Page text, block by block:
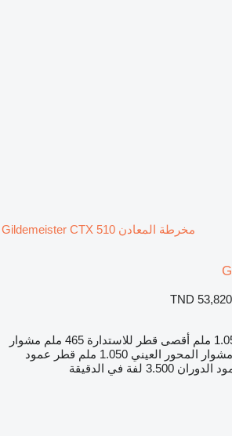
مخرطة المعادن Gildemeister CTX 510
TND
ملم أقصى قطر للاستدارة 465 ملم
مشوار
مشوار المحور العيني 1.050 ملم
قطر عمود
الدوران 3.500 لفة في الدقيقة